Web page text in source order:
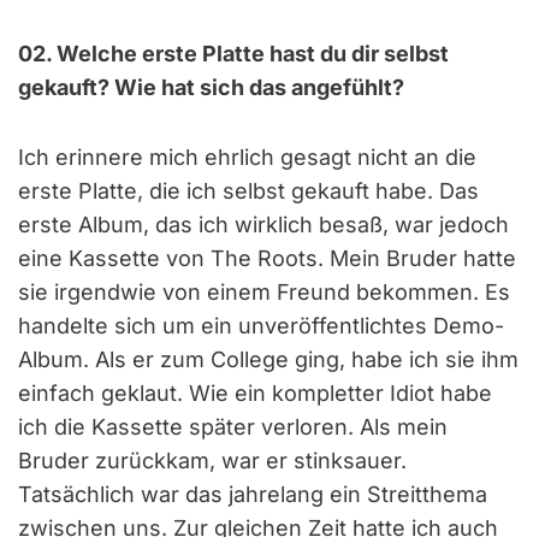
02. Welche erste Platte hast du dir selbst
gekauft? Wie hat sich das angefühlt?
Ich erinnere mich ehrlich gesagt nicht an die
erste Platte, die ich selbst gekauft habe. Das
erste Album, das ich wirklich besaß, war jedoch
eine Kassette von The Roots. Mein Bruder hatte
sie irgendwie von einem Freund bekommen. Es
handelte sich um ein unveröffentlichtes Demo-
Album. Als er zum College ging, habe ich sie ihm
einfach geklaut. Wie ein kompletter Idiot habe
ich die Kassette später verloren. Als mein
Bruder zurückkam, war er stinksauer.
Tatsächlich war das jahrelang ein Streitthema
zwischen uns. Zur gleichen Zeit hatte ich auch